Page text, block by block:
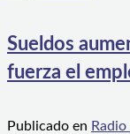
Sueldos
fuerza el
Publicado en